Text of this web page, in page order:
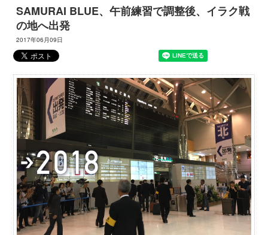
SAMURAI BLUE、午前練習で調整後、イラク戦
の地へ出発
2017年06月09日